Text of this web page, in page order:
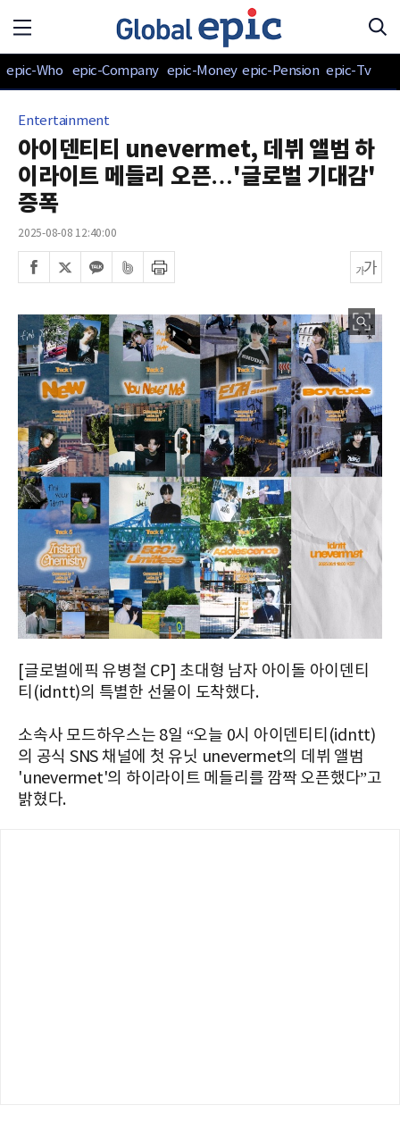
epic-Who epic-Company epic-Money epic-Pension epic-Tv
Entertainment
아이덴티티 unevermet, 데뷔 앨범 하
이라이트 메들리 오픈…'글로벌 기대감'
증폭
2025-08-08 12:40:00
[글로벌에픽 유병철 CP] 초대형 남자 아이돌 아이덴티
티(idntt)의 특별한 선물이 도착했다.
소속사 모드하우스는 8일 “오늘 0시 아이덴티티(idntt)
의 공식 SNS 채널에 첫 유닛 unevermet의 데뷔 앨범
'unevermet'의 하이라이트 메들리를 깜짝 오픈했다”고
밝혔다.